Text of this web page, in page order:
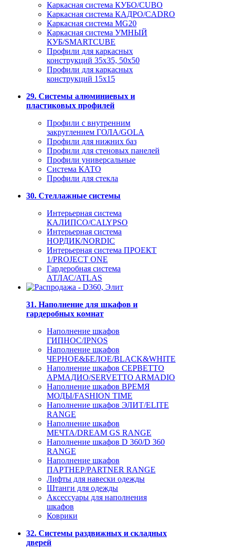
Каркасная система КУБО/CUBO
Каркасная система КАДРО/CADRO
Каркасная система MG20
Каркасная система УМНЫЙ
КУБ/SMARTCUBE
Профили для каркасных
конструкций 35x35, 50x50
Профили для каркасных
конструкций 15х15
29. Системы алюминиевых и
пластиковых профилей
Профили с внутренним
закруглением ГОЛА/GOLA
Профили для нижних баз
Профили для стеновых панелей
Профили универсальные
Система КАТО
Профили для стекла
30. Стеллажные системы
Интерьерная система
КАЛИПСО/CALYPSO
Интерьерная система
НОРДИК/NORDIC
Интерьерная система ПРОЕКТ
1/PROJECT ONE
Гардеробная система
АТЛАС/ATLAS
31. Наполнение для шкафов и
гардеробных комнат
Наполнение шкафов
ГИПНОС/IPNOS
Наполнение шкафов
ЧЕРНОЕ&БЕЛОЕ/BLACK&WHITE
Наполнение шкафов СЕРВЕТТО
АРМАДИО/SERVETTO ARMADIO
Наполнение шкафов ВРЕМЯ
МОДЫ/FASHION TIME
Наполнение шкафов ЭЛИТ/ELITE
RANGE
Наполнение шкафов
МЕЧТА/DREAM GS RANGE
Наполнение шкафов D 360/D 360
RANGE
Наполнение шкафов
ПАРТНЕР/PARTNER RANGE
Лифты для навески одежды
Штанги для одежды
Аксессуары для наполнения
шкафов
Коврики
32. Системы раздвижных и складных
дверей